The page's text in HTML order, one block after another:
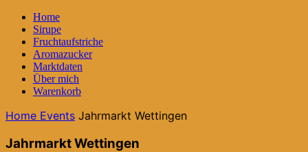
Home
Sirupe
Fruchtaufstriche
Aromazucker
Marktdaten
Über mich
Warenkorb
Home Events Jahrmarkt Wettingen
Jahrmarkt Wettingen